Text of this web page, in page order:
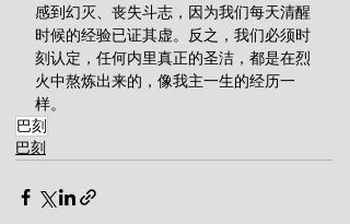
感到幻灭、丧失斗志，因为我们每天清醒
时候的经验已证其虚。反之，我们必须时
刻认定，任何内里真正的圣洁，都是在烈
火中熬炼出来的，像我主一生的经历一
样。
巴刻
巴刻